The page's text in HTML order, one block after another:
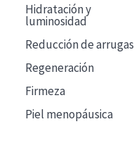
Hidratación y
luminosidad
Reducción de arrugas
Regeneración
Firmeza
Piel menopáusica